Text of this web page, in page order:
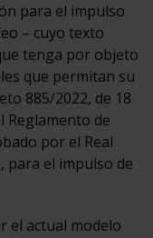
para el impulso
– cuyo texto
tenga por objeto
que permitan su
885/2022, de 18
Reglamento de
por el Real
para el impulso de
el actual modelo